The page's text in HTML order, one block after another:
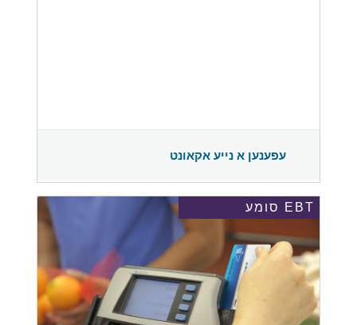
עפענען א נייע אקאונט
EBT סומע